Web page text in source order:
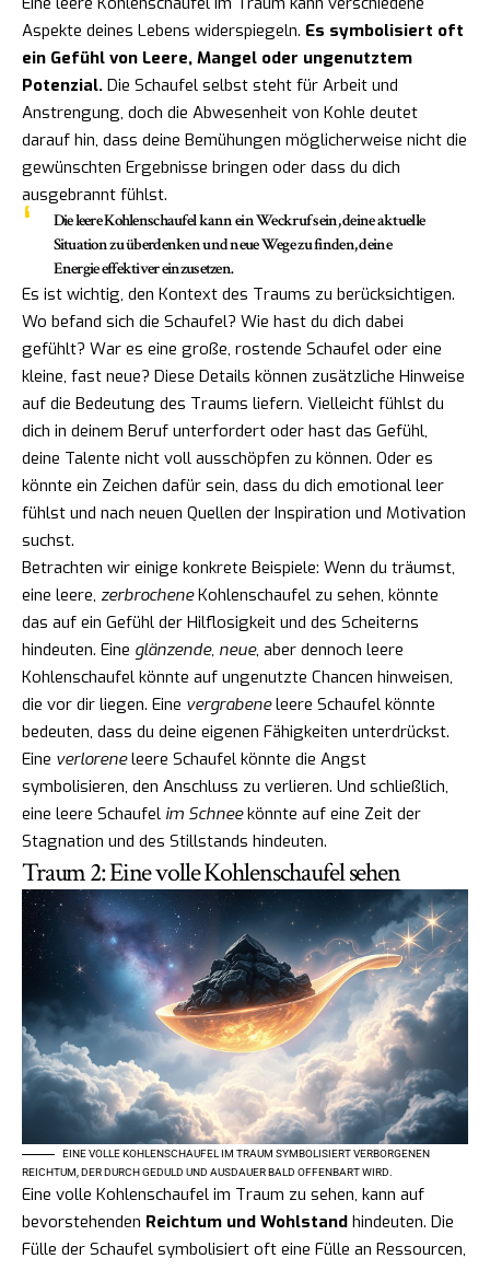
Aspekte deines Lebens widerspiegeln. Es symbolisiert oft
ein Gefühl von Leere, Mangel oder ungenutztem
Potenzial. Die Schaufel selbst steht für Arbeit und
Anstrengung, doch die Abwesenheit von Kohle deutet
darauf hin, dass deine Bemühungen möglicherweise nicht die
gewünschten Ergebnisse bringen oder dass du dich
ausgebrannt fühlst.
Die leere Kohlenschaufel kann ein Weckruf sein, deine aktuelle
Situation zu überdenken und neue Wege zu finden, deine
Energie effektiver einzusetzen.
Es ist wichtig, den Kontext des Traums zu berücksichtigen.
Wo befand sich die Schaufel? Wie hast du dich dabei
gefühlt? War es eine große, rostende Schaufel oder eine
kleine, fast neue? Diese Details können zusätzliche Hinweise
auf die Bedeutung des Traums liefern. Vielleicht fühlst du
dich in deinem Beruf unterfordert oder hast das Gefühl,
deine Talente nicht voll ausschöpfen zu können. Oder es
könnte ein Zeichen dafür sein, dass du dich emotional leer
fühlst und nach neuen Quellen der Inspiration und Motivation
suchst.
Betrachten wir einige konkrete Beispiele: Wenn du träumst,
eine leere, zerbrocheneKohlenschaufel zu sehen, könnte
das auf ein Gefühl der Hilflosigkeit und des Scheiterns
hindeuten. Eine glänzende, neue, aber dennoch leere
Kohlenschaufel könnte auf ungenutzte Chancen hinweisen,
die vor dir liegen. Eine vergrabeneleere Schaufel könnte
bedeuten, dass du deine eigenen Fähigkeiten unterdrückst.
Eine verloreneleere Schaufel könnte die Angst
symbolisieren, den Anschluss zu verlieren. Und schließlich,
eine leere Schaufel im Schneekönnte auf eine Zeit der
Stagnation und des Stillstands hindeuten.
Traum 2: Eine volle Kohlenschaufel sehen
EINE VOLLE KOHLENSCHAUFEL IM TRAUM SYMBOLISIERT VERBORGENEN
REICHTUM, DER DURCH GEDULD UND AUSDAUER BALD OFFENBART WIRD.
Eine volle Kohlenschaufel im Traum zu sehen, kann auf
bevorstehenden Reichtum und Wohlstand hindeuten. Die
Fülle der Schaufel symbolisiert oft eine Fülle an Ressourcen,